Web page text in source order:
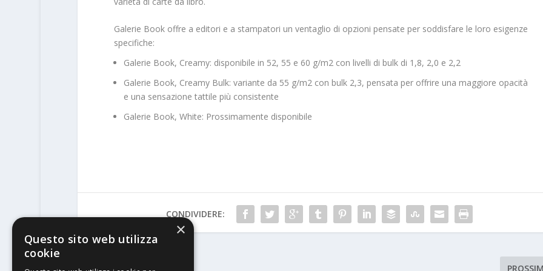
Galerie Book offre a editori e a stampatori un ventaglio di opzioni pensate per soddisfare le loro esigenze
specifiche:
Galerie Book, Creamy: disponibile in 52, 55 e 60 g/m2 con livelli di bulk di 1,8, 2,0 e 2,2
Galerie Book, Creamy Bulk: variante da 55 g/m2 con bulk 2,3, pensata per offrire una maggiore opacità
e una sensazione tattile più consistente
Galerie Book, White: Prossimamente disponibile
CONDIVIDERE:
PRECEDENTE
×
Questo sito web utilizza
cookie